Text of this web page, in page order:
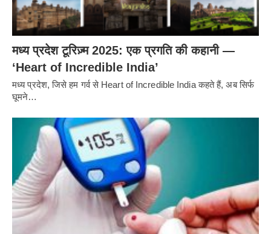
मध्य प्रदेश टूरिज़्म 2025: एक प्रगति की कहानी —
‘Heart of Incredible India’
मध्य प्रदेश, जिसे हम गर्व से Heart of Incredible India कहते हैं, अब सिर्फ
घूमने…